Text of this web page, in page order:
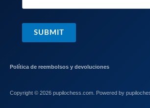
SUBMIT
Política de reembolsos y devoluciones
Copyright © 2026 pupilochess.com. Powered by